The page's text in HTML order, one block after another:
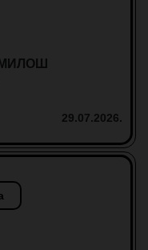
29.07.2026.